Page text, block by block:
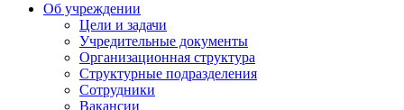
Об учреждении
Цели и задачи
Учредительные документы
Организационная структура
Структурные подразделения
Сотрудники
Вакансии